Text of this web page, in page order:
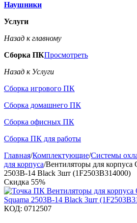
Наушники
Услуги
Назад к главному
Сборка ПКПросмотреть
Назад к Услуги
Сборка игрового ПК
Сборка домашнего ПК
Сборка офисных ПК
Сборка ПК для работы
Главная/Комплектующие/Системы
для корпуса/Вентиляторы для корпуса
2503B-14 Black 3шт (1F2503B314000)
Скидка 55%
КОД: 0712507